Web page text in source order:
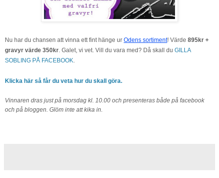
Nu har du chansen att vinna ett fint hänge ur Odens sortiment! Värde 895kr +
gravyr värde 350kr . Galet, vi vet. Vill du vara med? Då skall du GILLA
SOBLING PÅ FACEBOOK
Klicka här så får du veta hur du skall göra.
Vinnaren dras just på morsdag kl. 10.00 och presenteras både på facebook
och på bloggen. Glöm inte att kika in.